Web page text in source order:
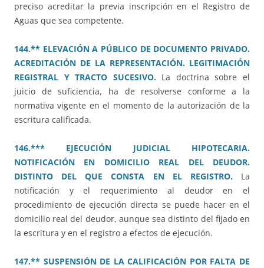
preciso acreditar la previa inscripción en el Registro de
Aguas que sea competente.
144.** ELEVACIÓN A PÚBLICO DE DOCUMENTO PRIVADO.
ACREDITACIÓN DE LA REPRESENTACIÓN. LEGITIMACIÓN
REGISTRAL Y TRACTO SUCESIVO.La doctrina sobre el
juicio de suficiencia, ha de resolverse conforme a la
normativa vigente en el momento de la autorización de la
escritura calificada.
146.*** EJECUCIÓN JUDICIAL HIPOTECARIA.
NOTIFICACIÓN EN DOMICILIO REAL DEL DEUDOR.
DISTINTO DEL QUE CONSTA EN EL REGISTRO.La
notificación y el requerimiento al deudor en el
procedimiento de ejecución directa se puede hacer en el
domicilio real del deudor, aunque sea distinto del fijado en
la escritura y en el registro a efectos de ejecución.
147.** SUSPENSIÓN DE LA CALIFICACIÓN POR FALTA DE